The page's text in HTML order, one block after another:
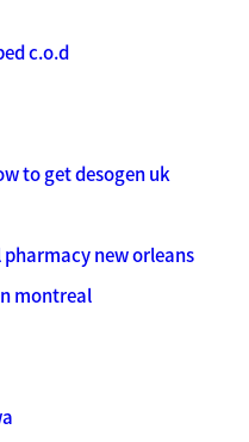
c.o.d
to get desogen uk
pharmacy new orleans
montreal